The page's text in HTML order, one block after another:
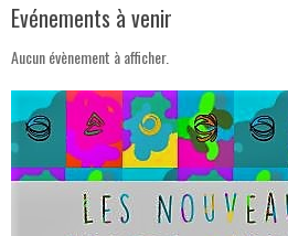
Evénements à venir
Aucun évènement à afficher.